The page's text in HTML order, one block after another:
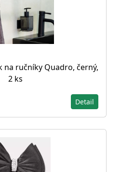
na ručníky Quadro, černý,
2 ks
Detail